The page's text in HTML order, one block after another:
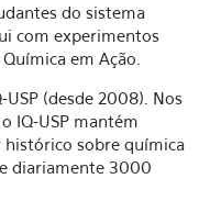
do sistema
com experimentos
em Ação.
USP (desde 2008). Nos
IQ-USP mantém
histórico sobre química
diariamente 3000